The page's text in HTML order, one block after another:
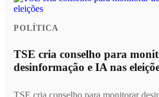
POLÍTICA
TSE cria conselho para
desinformação e IA nas
TSE cria conselho para monitorar